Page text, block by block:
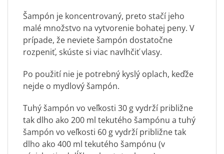
Šampón je koncentrovaný, preto stačí jeho
malé množstvo na vytvorenie bohatej peny. V
prípade, že neviete šampón dostatočne
rozpeniť, skúste si viac navlhčiť vlasy.
Po použití nie je potrebný kyslý oplach, keďže
nejde o mydlový šampón.
Tuhý šampón vo veľkosti 30 g vydrží približne
tak dlho ako 200 ml tekutého šampónu a tuhý
šampón vo veľkosti 60 g vydrží približne tak
dlho ako 400 ml tekutého šampónu (v